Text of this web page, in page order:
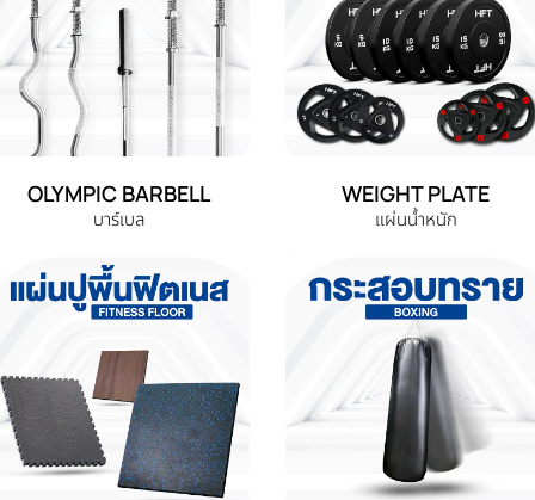
OLYMPIC BARBELL
บาร์เบล
WEIGHT PLATE
แผ่นน้ำหนัก